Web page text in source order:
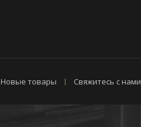
Новые товары Свяжитесь с нами